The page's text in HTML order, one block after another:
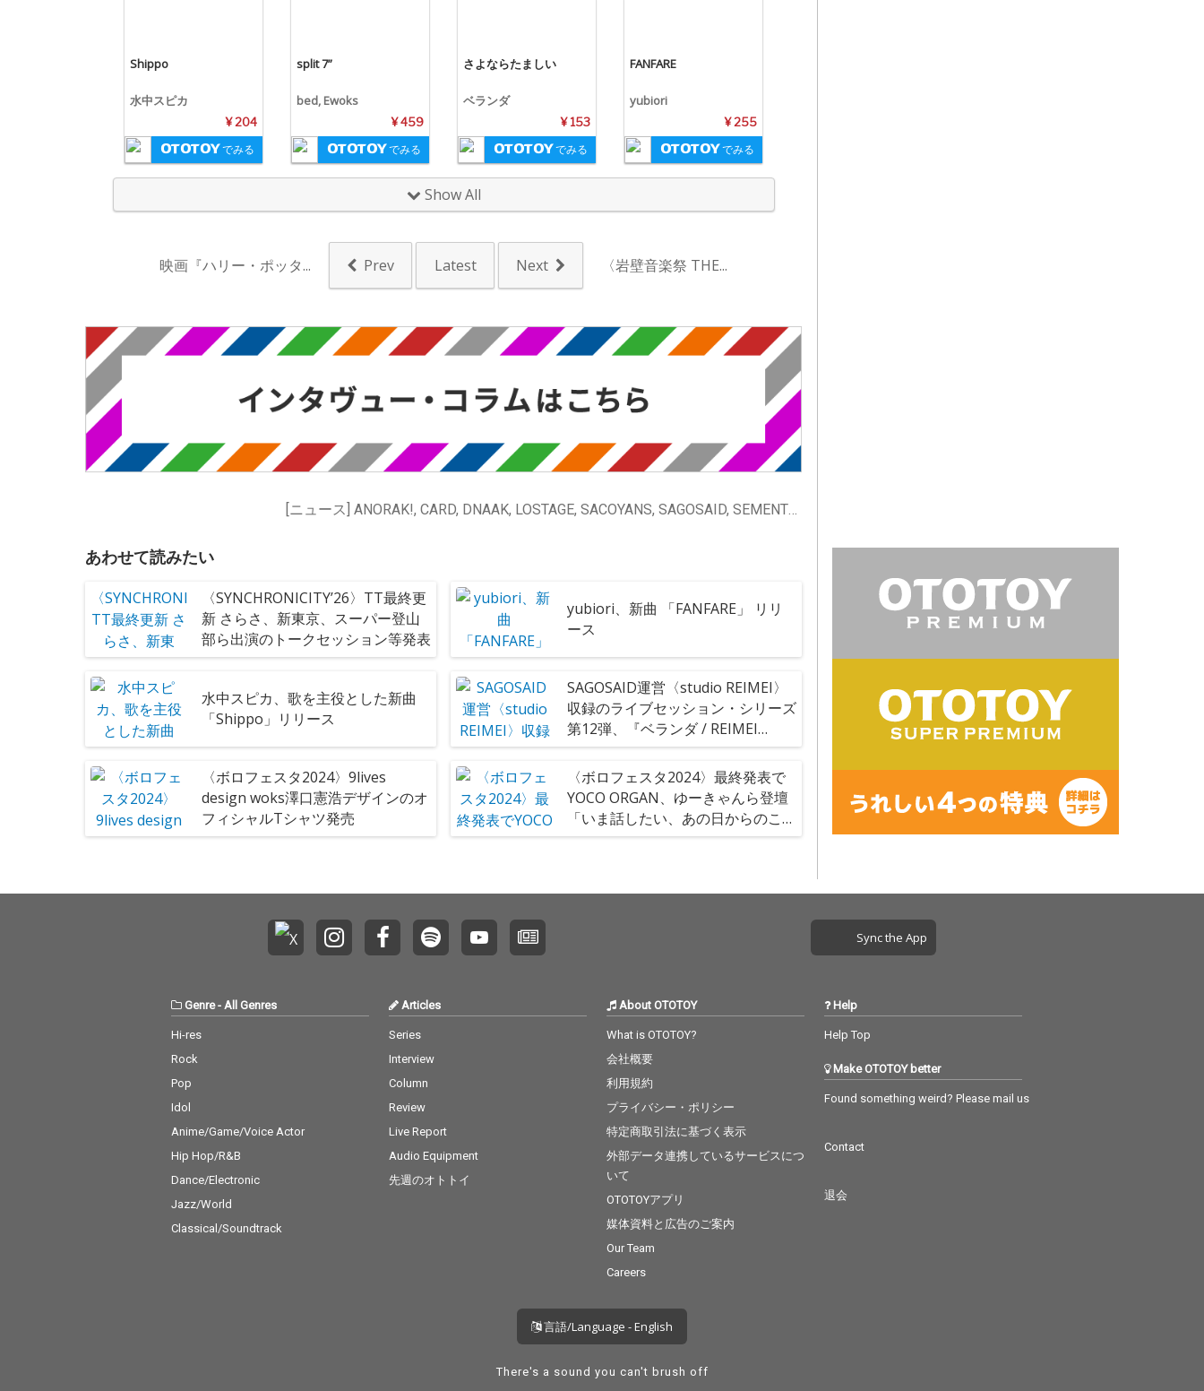
Shippo
水中スピカ
¥ 204
でみる
split 7”
bed, Ewoks
¥ 459
でみる
さよならたましい
ベランダ
¥ 153
でみる
FANFARE
yubiori
¥ 255
でみる
Show All
映画『ハリー・ポッタ... Prev Latest Next 〈岩壁音楽祭 THE...
[ニュース] ANORAK!, CARD, DNAAK, LOSTAGE, SACOYANS, SAGOSAID, SEMENTOS, VINCE;NT, bacho, bed, said, toddle, uri gagarn, yubiori, さよならポエジー, でぶコーネリアスEX, ひとひら, ベランダ, ヤスエでんじゃらすおじさん, ルサンチマン, 水中スピカ, 鈴木実貴子ズ
あわせて読みたい
〈SYNCHRONICITY’26〉TT最終更
新 さらさ、新東京、スーパー登山
部ら出演のトークセッション等発表
yubiori、新曲 「FANFARE」 リリ
ース
水中スピカ、歌を主役とした新曲
「Shippo」リリース
SAGOSAID運営〈studio REIMEI〉
収録のライブセッション・シリーズ
第12弾、『ベランダ / REIMEI
SESSION』リリース
〈ボロフェスタ2024〉9lives
design woks澤口憲浩デザインのオ
フィシャルTシャツ発売
〈ボロフェスタ2024〉最終発表で
YOCO ORGAN、ゆーきゃんら登壇
「いま話したい、あの日からのこ
と、能登半島のこと」
Sync the App
Genre- All Genres
Hi-res
Rock
Pop
Idol
Anime/Game/Voice Actor
Hip Hop/R&B
Dance/Electronic
Jazz/World
Classical/Soundtrack
Articles
Series
Interview
Column
Review
Live Report
Audio Equipment
先週のオトトイ
About OTOTOY
What is OTOTOY?
会社概要
利用規約
プライバシー・ポリシー
特定商取引法に基づく表示
外部データ連携しているサービスにつ
いて
OTOTOYアプリ
媒体資料と広告のご案内
Our Team
Careers
Help
Help Top
Make OTOTOY better
Found something weird? Please mail us
Contact
退会
言語/Language - English
There's a sound you can't brush off